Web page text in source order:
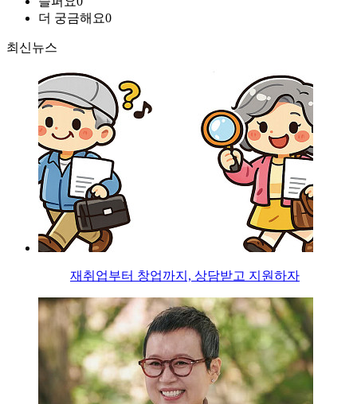
더 궁금해요0
최신뉴스
재취업부터 창업까지, 상담받고 지원하자